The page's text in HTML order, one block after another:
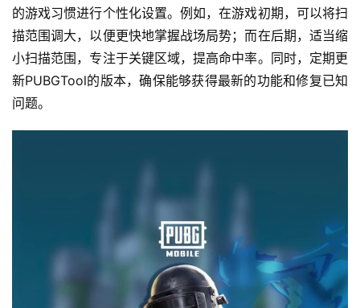
的游戏习惯进行个性化设置。例如，在游戏初期，可以将扫
描范围调大，以便更快地掌握战场局势；而在后期，适当缩
小扫描范围，专注于关键区域，提高命中率。同时，定期更
新PUBGTool的版本，确保能够获得最新的功能和修复已知
问题。